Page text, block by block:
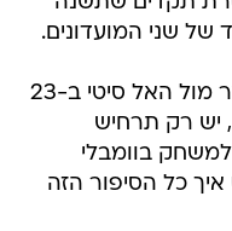
של שני המועדונים.
לפי BBC, "כלל לא בטוח שהגמר מול האל סיטי ב-23
יש רק תרחיש
בוומבלי
כל הסיפור הזה